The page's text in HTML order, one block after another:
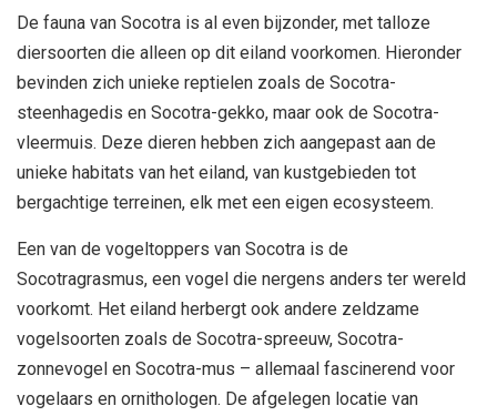
De fauna van Socotra is al even bijzonder, met talloze
diersoorten die alleen op dit eiland voorkomen. Hieronder
bevinden zich unieke reptielen zoals de Socotra-
steenhagedis en Socotra-gekko, maar ook de Socotra-
vleermuis. Deze dieren hebben zich aangepast aan de
unieke habitats van het eiland, van kustgebieden tot
bergachtige terreinen, elk met een eigen ecosysteem.
Een van de vogeltoppers van Socotra is de
Socotragrasmus, een vogel die nergens anders ter wereld
voorkomt. Het eiland herbergt ook andere zeldzame
vogelsoorten zoals de Socotra-spreeuw, Socotra-
zonnevogel en Socotra-mus – allemaal fascinerend voor
vogelaars en ornithologen. De afgelegen locatie van